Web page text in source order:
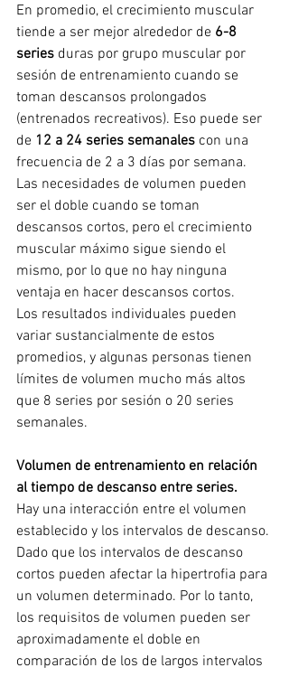
En promedio, el crecimiento muscular
tiende a ser mejor alrededor de 6-8
series duras por grupo muscular por
sesión de entrenamiento cuando se
toman descansos prolongados
(entrenados recreativos). Eso puede ser
de 12 a 24 series semanales con una
frecuencia de 2 a 3 días por semana.
Las necesidades de volumen pueden
ser el doble cuando se toman
descansos cortos, pero el crecimiento
muscular máximo sigue siendo el
mismo, por lo que no hay ninguna
ventaja en hacer descansos cortos.
Los resultados individuales pueden
variar sustancialmente de estos
promedios, y algunas personas tienen
límites de volumen mucho más altos
que 8 series por sesión o 20 series
semanales.
Volumen de entrenamiento en relación
al tiempo de descanso entre series.
Hay una interacción entre el volumen
establecido y los intervalos de descanso.
Dado que los intervalos de descanso
cortos pueden afectar la hipertrofia para
un volumen determinado. Por lo tanto,
los requisitos de volumen pueden ser
aproximadamente el doble en
comparación de los de largos intervalos